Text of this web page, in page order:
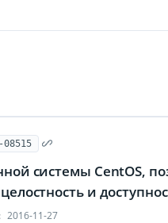
08515
системы CentOS,
и
2016-11-27